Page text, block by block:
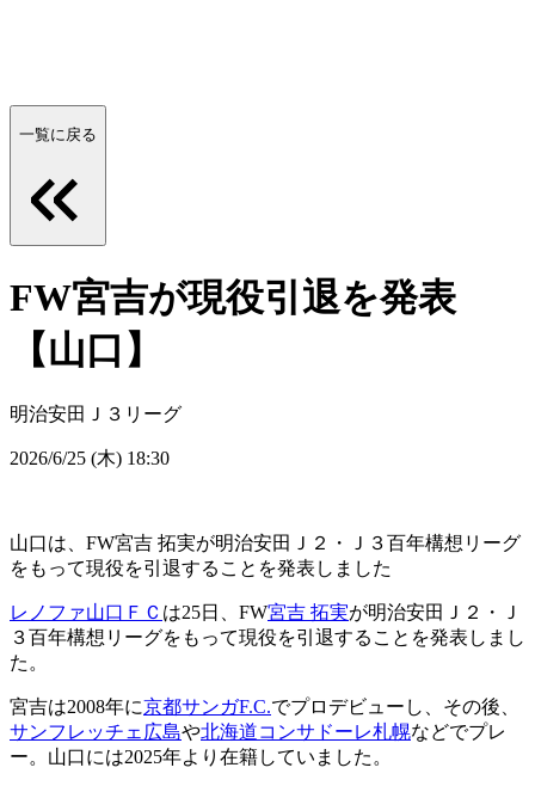
一覧に戻る
FW宮吉が現役引退を発表
【山口】
明治安田Ｊ３リーグ
2026/6/25 (木) 18:30
山口は、FW宮吉 拓実が明治安田Ｊ２・Ｊ３百年構想リーグ
をもって現役を引退することを発表しました
レノファ山口ＦＣ は25日、FW宮吉 拓実が明治安田Ｊ２・Ｊ
３百年構想リーグをもって現役を引退することを発表しまし
た。
宮吉は2008年に京都サンガF.C.でプロデビューし、その後、
サンフレッチェ広島や北海道コンサドーレ札幌などでプレ
ー。山口には2025年より在籍していました。